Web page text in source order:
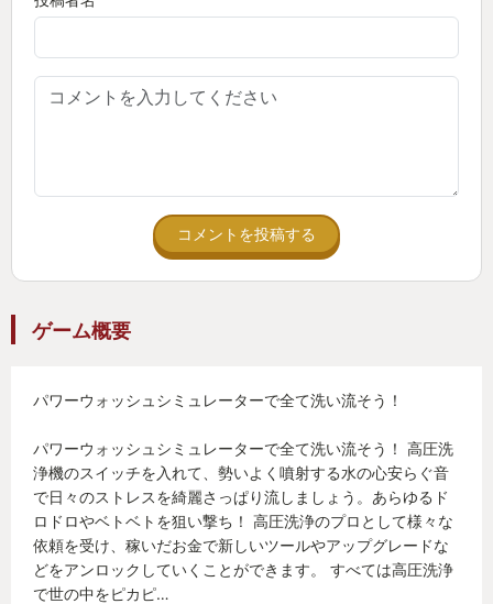
コメントを投稿する
ゲーム概要
パワーウォッシュシミュレーターで全て洗い流そう！
パワーウォッシュシミュレーターで全て洗い流そう！ 高圧洗
浄機のスイッチを入れて、勢いよく噴射する水の心安らぐ音
で日々のストレスを綺麗さっぱり流しましょう。あらゆるド
ロドロやベトベトを狙い撃ち！ 高圧洗浄のプロとして様々な
依頼を受け、稼いだお金で新しいツールやアップグレードな
どをアンロックしていくことができます。 すべては高圧洗浄
で世の中をピカピ…